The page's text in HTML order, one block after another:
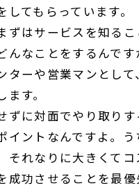
てもらっています。
ずはサービスを知るこ
んなことをするんです
ターや営業マンとし
す。
ずに対面でやり取りす
イントなんですよ。う
それなりに大きくてコ
成功させることを最優